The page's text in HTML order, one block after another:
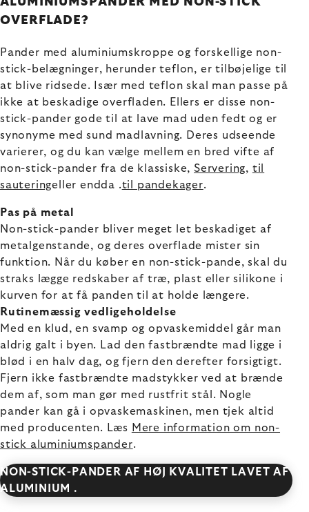
OVERFLADE?
Pander med aluminiumskroppe og forskellige non-
stick-belægninger, herunder teflon, er tilbøjelige til
at blive ridsede. Især med teflon skal man passe på
ikke at beskadige overfladen. Ellers er disse non-
stick-pander gode til at lave mad uden fedt og er
synonyme med sund madlavning. Deres udseende
varierer, og du kan vælge mellem en bred vifte af
non-stick-pander fra de klassiske,Servering, til
sauteringeller endda .til pandekager.
Pas på metal
Non-stick-pander bliver meget let beskadiget af
metalgenstande, og deres overflade mister sin
funktion. Når du køber en non-stick-pande, skal du
straks lægge redskaber af træ, plast eller silikone i
kurven for at få panden til at holde længere.
Rutinemæssig vedligeholdelse
Med en klud, en svamp og opvaskemiddel går man
aldrig galt i byen. Lad den fastbrændte mad ligge i
blød i en halv dag, og fjern den derefter forsigtigt.
Fjern ikke fastbrændte madstykker ved at brænde
dem af, som man gør med rustfrit stål. Nogle
pander kan gå i opvaskemaskinen, men tjek altid
med producenten. Læs
Mere information om non-
stick aluminiumspander.
NON-STICK-PANDER AF HØJ KVALITET LAVET AF
ALUMINIUM .